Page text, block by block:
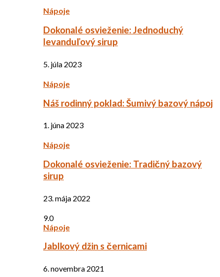
Nápoje
Dokonalé osvieženie: Jednoduchý
levanduľový sirup
5. júla 2023
Nápoje
Náš rodinný poklad: Šumivý bazový nápoj
1. júna 2023
Nápoje
Dokonalé osvieženie: Tradičný bazový
sirup
23. mája 2022
9.0
Nápoje
Jablkový džin s černicami
6. novembra 2021